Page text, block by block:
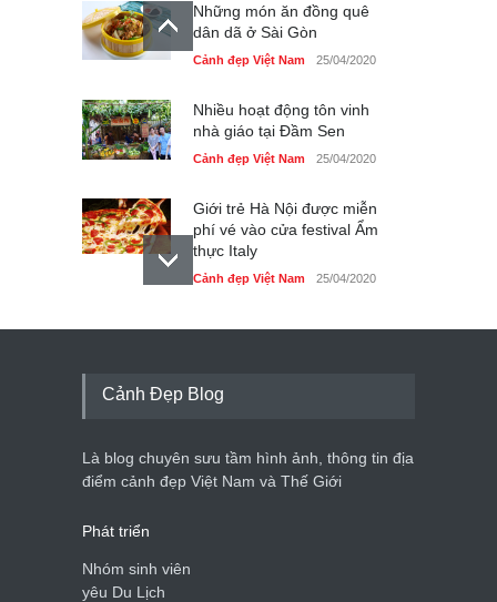
Những món ăn đồng quê
dân dã ở Sài Gòn
Cảnh đẹp Việt Nam 25/04/2020
Nhiều hoạt động tôn vinh
nhà giáo tại Đầm Sen
Cảnh đẹp Việt Nam 25/04/2020
Giới trẻ Hà Nội được miễn
phí vé vào cửa festival Ẩm
thực Italy
Cảnh đẹp Việt Nam 25/04/2020
Tam giác mạch khoe sắc
du lịch quốc gia
Cảnh đẹp Việt Nam 24/04/2020
Cảnh Đẹp Blog
Là blog chuyên sưu tầm hình ảnh, thông tin địa
điểm cảnh đẹp Việt Nam và Thế Giới
Phát triển
Nhóm sinh viên
yêu Du Lịch